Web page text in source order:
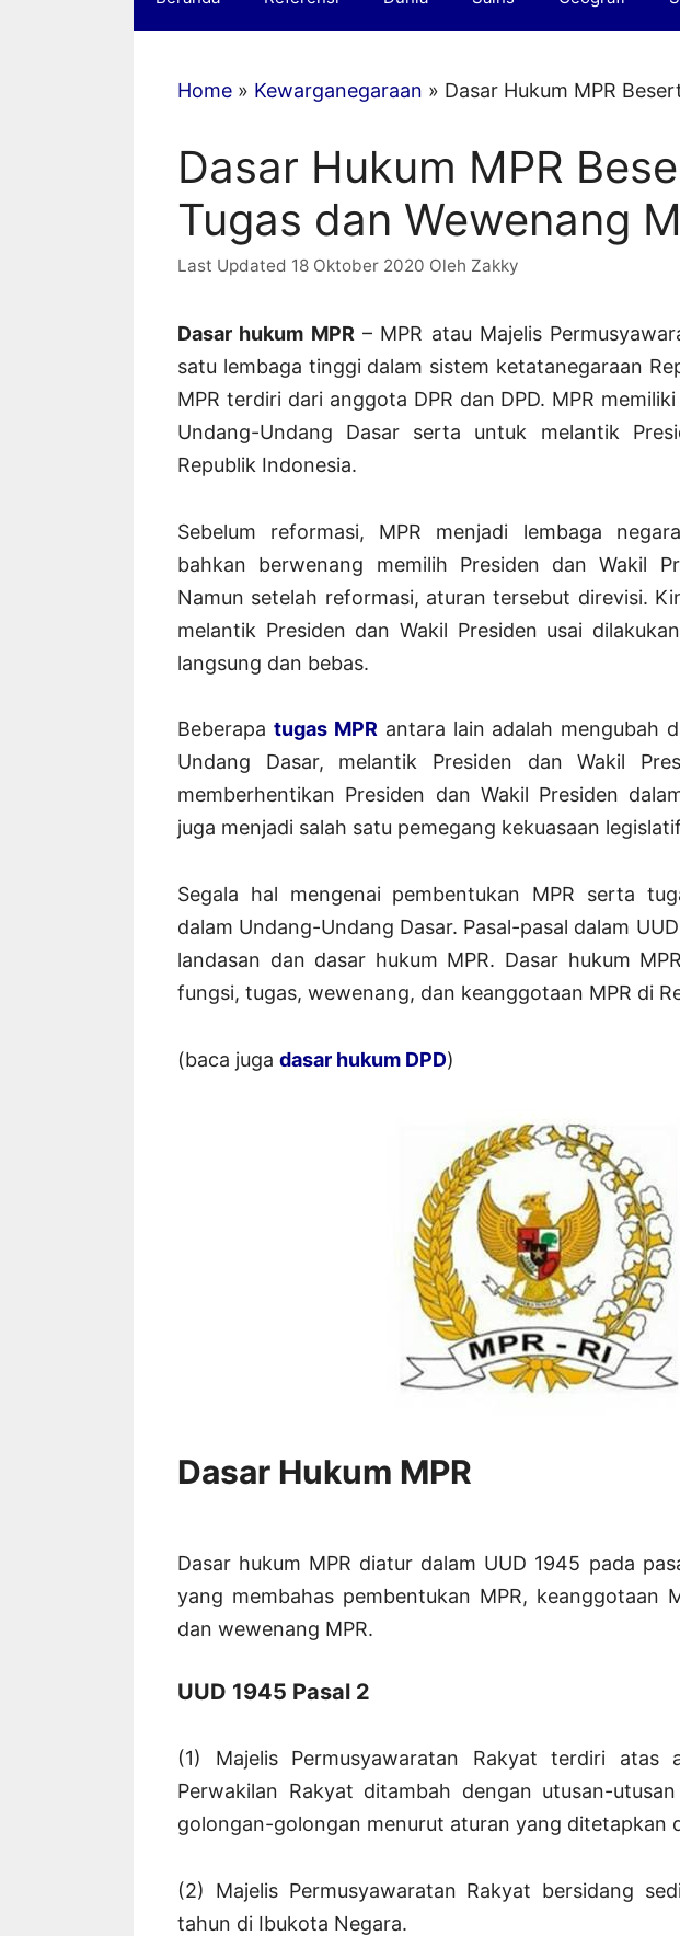
Home » Kewarganegaraan » Dasar Hukum MPR
Dasar Hukum MPR
Tugas dan Wewenang
18 Oktober 2020 Oleh Zakky
Dasar hukum MPR– MPR atau Majelis
satu lembaga tinggi dalam sistem ketatanegaraan
MPR terdiri dari anggota DPR dan DPD. MPR
Undang-Undang Dasar serta untuk melantik
Republik Indonesia.
Sebelum reformasi, MPR menjadi lembaga
bahkan berwenang memilih Presiden dan Wakil
Namun setelah reformasi, aturan tersebut direvisi.
melantik Presiden dan Wakil Presiden usai
langsung dan bebas.
Beberapa tugas MPRantara lain adalah mengubah
Undang Dasar, melantik Presiden dan Wakil
memberhentikan Presiden dan Wakil Presiden
juga menjadi salah satu pemegang kekuasaan
Segala hal mengenai pembentukan MPR serta
dalam Undang-Undang Dasar. Pasal-pasal dalam
landasan dan dasar hukum MPR. Dasar hukum
fungsi, tugas, wewenang, dan keanggotaan MPR di
(baca juga dasar hukum DPD)
Dasar Hukum MPR
Dasar hukum MPR diatur dalam UUD 1945 pada
yang membahas pembentukan MPR, keanggotaan
dan wewenang MPR.
UUD 1945 Pasal 2
(1) Majelis Permusyawaratan Rakyat terdiri atas
Perwakilan Rakyat ditambah dengan utusan-
golongan-golongan menurut aturan yang ditetapkan
(2) Majelis Permusyawaratan Rakyat bersidang
tahun di Ibukota Negara.